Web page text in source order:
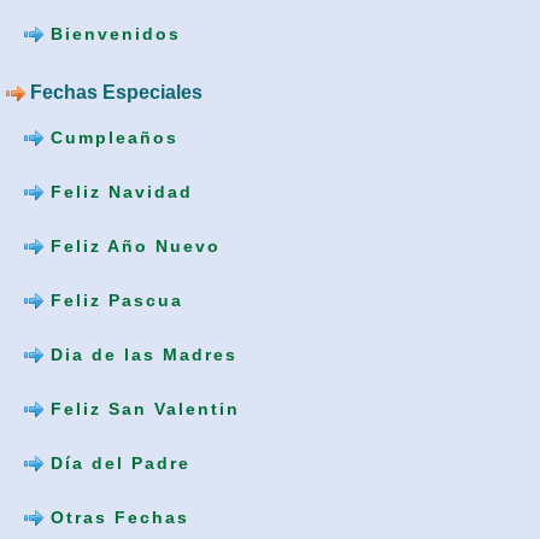
Bienvenidos
Fechas Especiales
Cumpleaños
Feliz Navidad
Feliz Año Nuevo
Feliz Pascua
Dia de las Madres
Feliz San Valentin
Día del Padre
Otras Fechas